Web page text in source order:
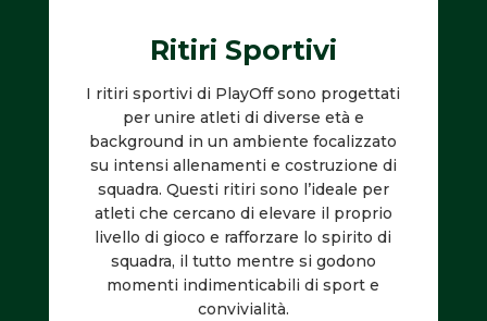
Ritiri Sportivi
I ritiri sportivi di PlayOff sono progettati
per unire atleti di diverse età e
background in un ambiente focalizzato
su intensi allenamenti e costruzione di
squadra. Questi ritiri sono l’ideale per
atleti che cercano di elevare il proprio
livello di gioco e rafforzare lo spirito di
squadra, il tutto mentre si godono
momenti indimenticabili di sport e
convivialità.